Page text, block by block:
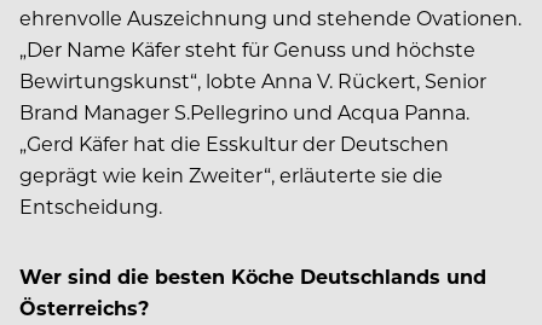
ehrenvolle Auszeichnung und stehende Ovationen.
„Der Name Käfer steht für Genuss und höchste
Bewirtungskunst“, lobte Anna V. Rückert, Senior
Brand Manager S.Pellegrino und Acqua Panna.
„Gerd Käfer hat die Esskultur der Deutschen
geprägt wie kein Zweiter“, erläuterte sie die
Entscheidung.
Wer sind die besten Köche Deutschlands und
Österreichs?